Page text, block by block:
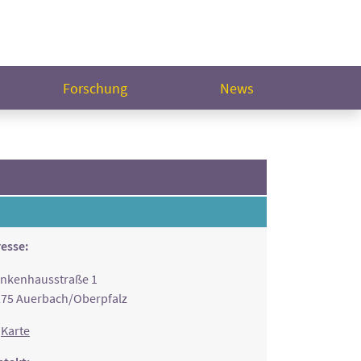
Forschung News
1
Auerbach/Oberpfalz
Karte